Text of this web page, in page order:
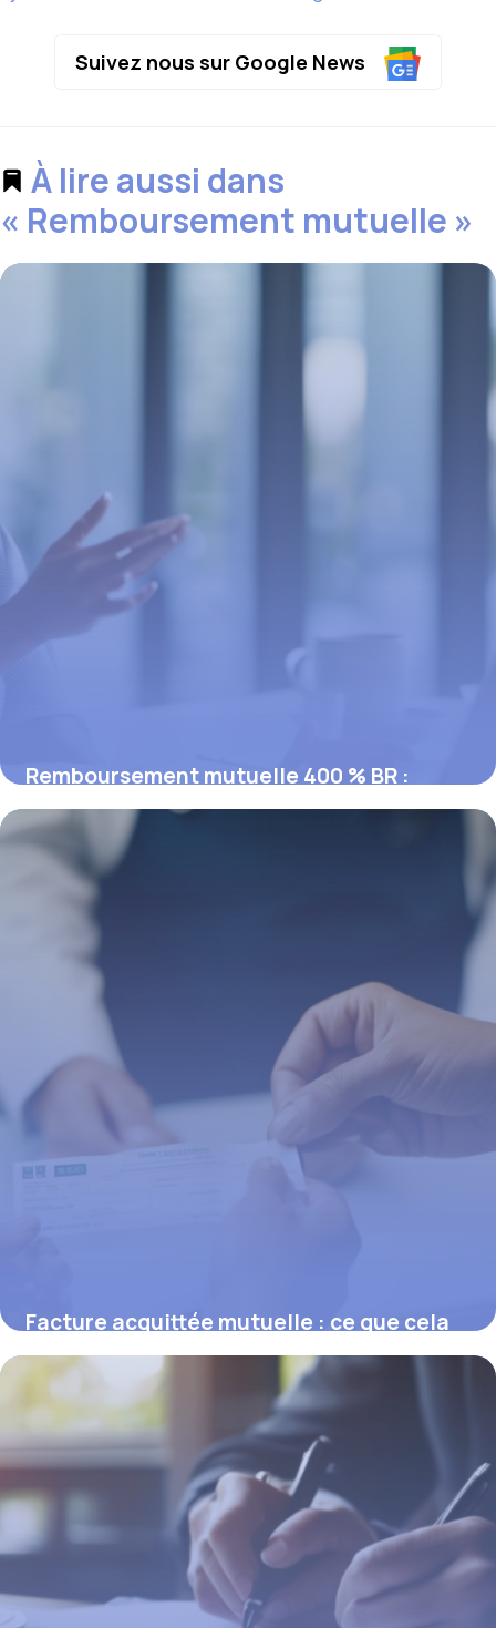
Suivez nous sur Google News
À lire aussi dans
« Remboursement mutuelle »
Remboursement mutuelle 400 % BR :
comment ça marche
19 février 2026
Facture acquittée mutuelle : ce que cela
signifie pour votre remboursement
16 février 2026